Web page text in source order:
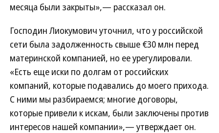
месяца были закрыты»,— рассказал он.
Господин Лиокумович уточнил, что у российской
сети была задолженность свыше €30 млн перед
материнской компанией, но ее урегулировали.
«Есть еще иски по долгам от российских
компаний, которые подавались до моего прихода.
С ними мы разбираемся; многие договоры,
которые привели к искам, были заключены против
интересов нашей компании»,— утверждает он.